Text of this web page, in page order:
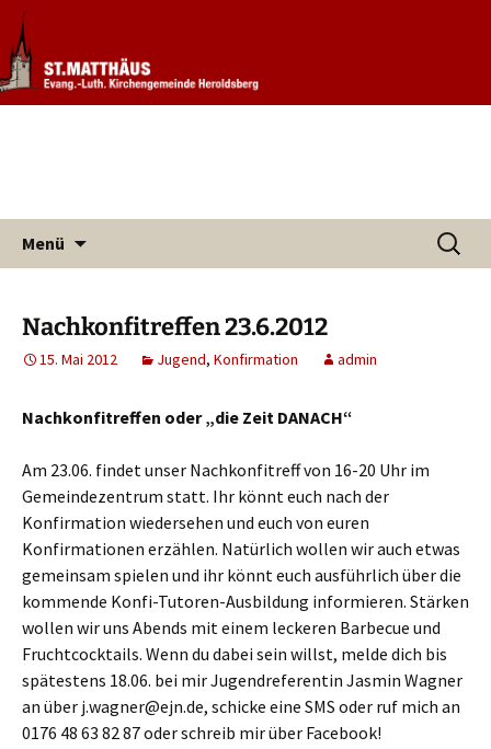
Evang. Kirchengemeinde St.
Matthäus Heroldsberg
Informationen rund um unsere
Kirchengemeinde
Menü
Suchen
nach:
Nachkonfitreffen 23.6.2012
15. Mai 2012 Jugend, Konfirmation admin
Nachkonfitreffen oder „die Zeit DANACH“
Am 23.06. findet unser Nachkonfitreff von 16-20 Uhr im
Gemeindezentrum statt. Ihr könnt euch nach der
Konfirmation wiedersehen und euch von euren
Konfirmationen erzählen. Natürlich wollen wir auch etwas
gemeinsam spielen und ihr könnt euch ausführlich über die
kommende Konfi-Tutoren-Ausbildung informieren. Stärken
wollen wir uns Abends mit einem leckeren Barbecue und
Fruchtcocktails. Wenn du dabei sein willst, melde dich bis
spätestens 18.06. bei mir Jugendreferentin Jasmin Wagner
an über j.wagner@ejn.de, schicke eine SMS oder ruf mich an
0176 48 63 82 87 oder schreib mir über Facebook!